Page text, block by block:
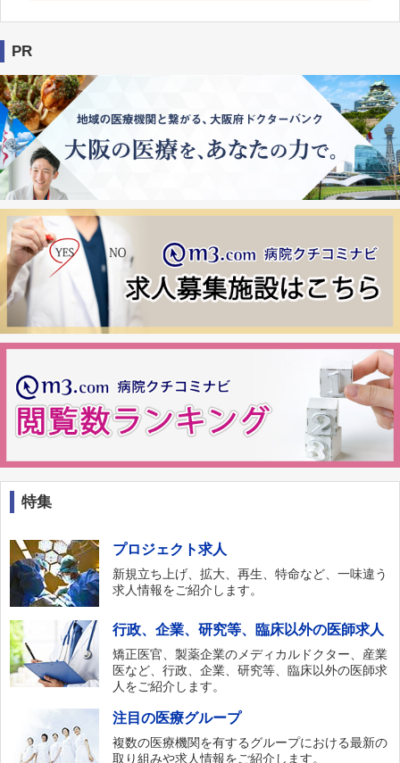
PR
特集
プロジェクト求人
新規立ち上げ、拡大、再生、特命など、一味違う
求人情報をご紹介します。
行政、企業、研究等、臨床以外の医師求人
矯正医官、製薬企業のメディカルドクター、産業
医など、行政、企業、研究等、臨床以外の医師求
人をご紹介します。
注目の医療グループ
複数の医療機関を有するグループにおける最新の
取り組みや求人情報をご紹介します。